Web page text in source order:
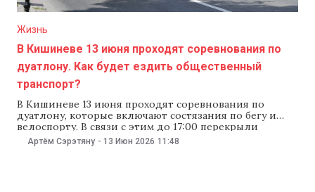
Жизнь
В Кишиневе 13 июня проходят соревнования по
дуатлону. Как будет ездить общественный
транспорт?
В Кишиневе 13 июня проходят соревнования по
дуатлону, которые включают состязания по бегу и
велоспорту. В связи с этим до 17:00 перекрыли
движение на одном из участков улицы Албишоара.
Кроме того, изменили маршруты двух видов
Артём Сэрэтяну - 13 Июн 2026 11:48